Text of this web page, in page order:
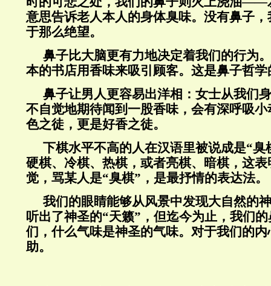
意思告诉老人本人的身体臭味。没有鼻子
于那么绝望。
鼻子比大脑更有力地决定着我们的行为
本的书店用香味来吸引顾客。这是鼻子哲学
鼻子让男人更容易出洋相：女士从我们
不自觉地期待闻到一股香味，会有深呼吸
色之徒，更是好香之徒。
下棋水平不高的人在汉语里被说成是“臭
硬棋、冷棋、热棋，或者亮棋、暗棋，这
觉，骂某人是“臭棋”，是最抒情的表达法。
我们的眼睛能够从风景中发现大自然的
听出了神圣的“天籁”，但迄今为止，我们
们，什么气味是神圣的气味。对于我们的
助。